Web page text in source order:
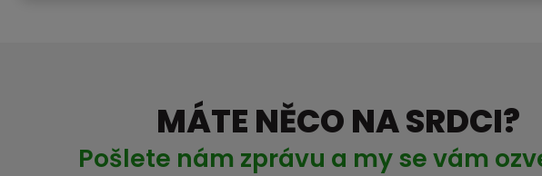
MÁTE NĚCO NA SRDCI?
Pošlete nám zprávu a my se vám